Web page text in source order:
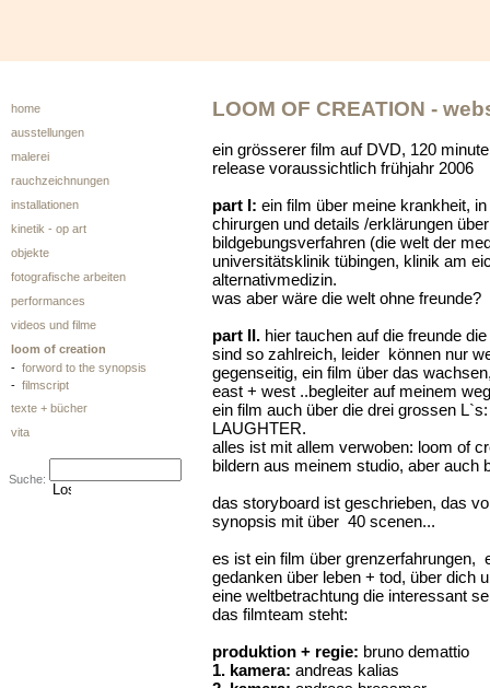
home
ausstellungen
malerei
rauchzeichnungen
installationen
kinetik - op art
objekte
fotografische arbeiten
performances
videos und filme
loom of creation
- forword to the synopsis
- filmscript
texte + bücher
vita
Suche:
LOOM OF CREATION -
ein grösserer film auf DVD, 120
release voraussichtlich frühjahr 2006
part I: ein film über meine krankheit,
chirurgen und details /erklärungen
bildgebungsverfahren (die welt der
universitätsklinik tübingen, klinik am
alternativmedizin.
was aber wäre die welt ohne freunde?
part II. hier tauchen auf die freunde
sind so zahlreich, leider können nur
gegenseitig, ein film über das
east + west ..begleiter auf meinem
ein film auch über die drei grossen
LAUGHTER.
alles ist mit allem verwoben: loom of
bildern aus meinem studio, aber auch
das storyboard ist geschrieben, das
synopsis mit über 40 scenen...
es ist ein film über grenzerfahrungen,
gedanken über leben + tod, über dich
eine weltbetrachtung die interessant
das filmteam steht:
produktion + regie: bruno demattio
1. kamera: andreas kalias